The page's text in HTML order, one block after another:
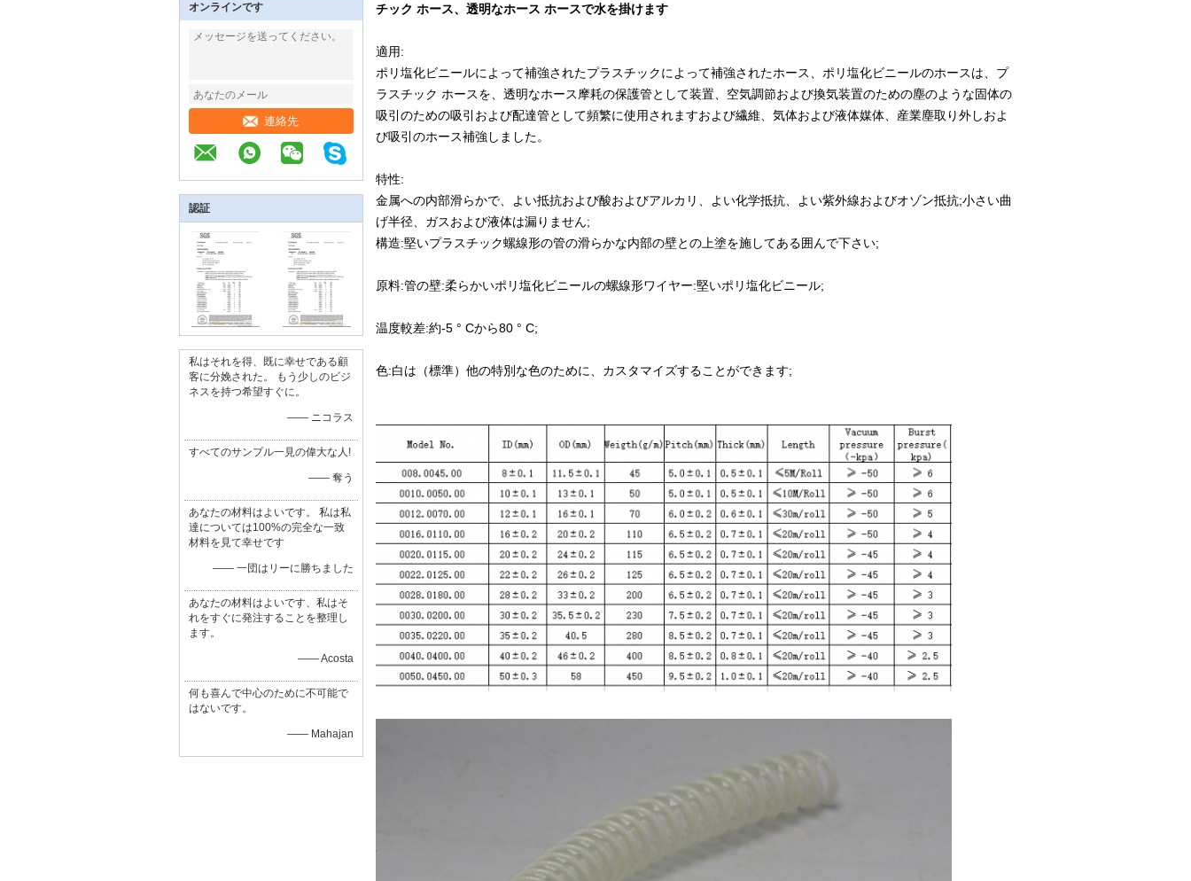
オンラインです
連絡先
認証
私はそれを得、既に幸せである顧
客に分娩された。 もう少しのビジ
ネスを持つ希望すぐに。
—— ニコラス
すべてのサンプル一見の偉大な人!
—— 奪う
あなたの材料はよいです。 私は私
達については100%の完全な一致
材料を見て幸せです
—— 一団はリーに勝ちました
あなたの材料はよいです、私はそ
れをすぐに発注することを整理し
ます。
—— Acosta
何も喜んで中心のために不可能で
はないです。
—— Mahajan
チック ホース、透明なホース ホースで水を掛けます
適用:
ポリ塩化ビニールによって補強されたプラスチックによって補強されたホース、ポリ塩化ビニールのホースは、プ
ラスチック ホースを、透明なホース摩耗の保護管として装置、空気調節および換気装置のための塵のような固体の
吸引のための吸引および配達管として頻繁に使用されますおよび繊維、気体および液体媒体、産業塵取り外しおよ
び吸引のホース補強しました。
特性:
金属への内部滑らかで、よい抵抗および酸およびアルカリ、よい化学抵抗、よい紫外線およびオゾン抵抗;小さい曲
げ半径、ガスおよび液体は漏りません;
構造:堅いプラスチック螺線形の管の滑らかな内部の壁との上塗を施してある囲んで下さい;
原料:管の壁:柔らかいポリ塩化ビニールの螺線形ワイヤー:堅いポリ塩化ビニール;
温度較差:約-5 ° Cから80 ° C;
色:白は（標準）他の特別な色のために、カスタマイズすることができます;